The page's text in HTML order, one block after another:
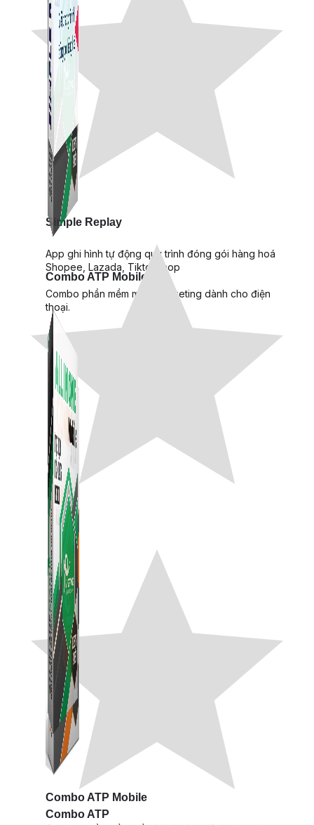
Combo ATP Mobile
Combo phần mềm mềm Marketing dành cho điện
thoại.
Combo ATP
Simple Replay
App ghi hình tự động quy trình đóng gói hàng hoá
Shopee, Lazada, Tiktokshop
Combo ATP Mobile